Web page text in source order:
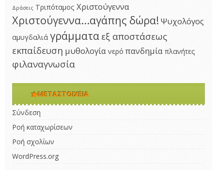
Δράσεις Τριπόταμος Χριστούγεννα
Χριστούγεννα...αγάπης δώρα! Ψυχολόγος
αμυγδαλιά γράμματα εξ αποστάσεως
εκπαίδευση μυθολογία νερό πανδημία πλανήτες
φιλαναγνωσία
ΜΕΤΑΣΤΟΙΧΕΊΑ
Σύνδεση
Ροή καταχωρίσεων
Ροή σχολίων
WordPress.org